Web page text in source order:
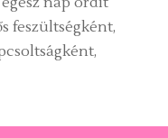
feszültségként,